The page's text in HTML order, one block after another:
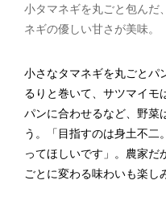
小タマネギを丸ごと包んだ
ネギの優しい甘さが美味。
小さなタマネギを丸ごとパ
るりと巻いて、サツマイモ
パンに合わせるなど、野菜
う。「目指すのは身土不二
ってほしいです」。農家だ
ごとに変わる味わいも楽し